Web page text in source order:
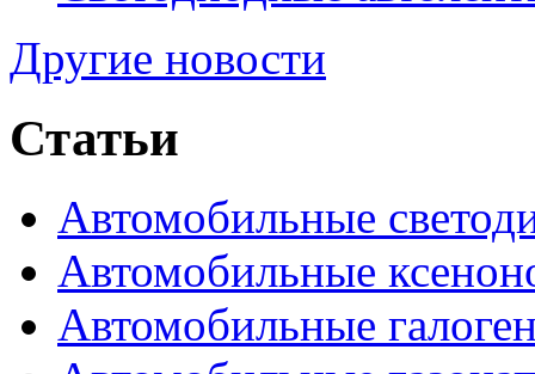
Другие новости
Статьи
Автомобильные
Автомобильные
Автомобильные